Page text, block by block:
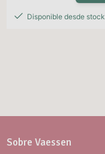
Disponible desde stock
Sobre Vaessen